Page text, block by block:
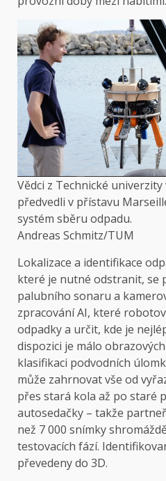
Vědci z Technické
předvedli v přístavu
systém sběru odpadu.
Andreas Schmitz/TUM
Lokalizace a identifikace
které je nutné odstranit, se
palubního sonaru a
zpracování AI, které
odpadky a určit, kde je
dispozici je málo
klasifikaci podvodních
může zahrnovat vše od
přes stará kola až po staré
autosedačky – takže
než 7 000 snímky
testovacích fází.
převedeny do 3D.